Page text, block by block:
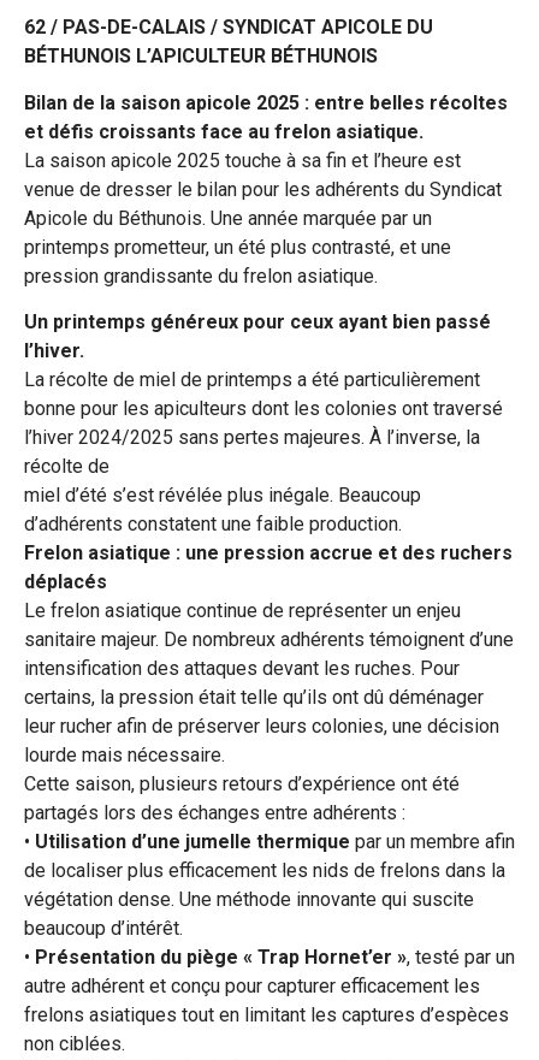
62 / PAS-DE-CALAIS / SYNDICAT APICOLE DU
BÉTHUNOIS L’APICULTEUR BÉTHUNOIS
Bilan de la saison apicole 2025 : entre belles récoltes
et défis croissants face au frelon asiatique.
La saison apicole 2025 touche à sa fin et l’heure est
venue de dresser le bilan pour les adhérents du Syndicat
Apicole du Béthunois. Une année marquée par un
printemps prometteur, un été plus contrasté, et une
pression grandissante du frelon asiatique.
Un printemps généreux pour ceux ayant bien passé
l’hiver.
La récolte de miel de printemps a été particulièrement
bonne pour les apiculteurs dont les colonies ont traversé
l’hiver 2024/2025 sans pertes majeures. À l’inverse, la
récolte de
miel d’été s’est révélée plus inégale. Beaucoup
d’adhérents constatent une faible production.
Frelon asiatique : une pression accrue et des ruchers
déplacés
Le frelon asiatique continue de représenter un enjeu
sanitaire majeur. De nombreux adhérents témoignent d’une
intensification des attaques devant les ruches. Pour
certains, la pression était telle qu’ils ont dû déménager
leur rucher afin de préserver leurs colonies, une décision
lourde mais nécessaire.
Cette saison, plusieurs retours d’expérience ont été
partagés lors des échanges entre adhérents :
• Utilisation d’une jumelle thermique par un membre afin
de localiser plus efficacement les nids de frelons dans la
végétation dense. Une méthode innovante qui suscite
beaucoup d’intérêt.
• Présentation du piège « Trap Hornet’er », testé par un
autre adhérent et conçu pour capturer efficacement les
frelons asiatiques tout en limitant les captures d’espèces
non ciblées.